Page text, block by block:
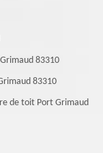
83310
83310
de toit Port Grimaud